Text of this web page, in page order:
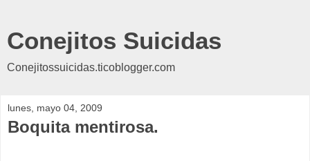
Conejitos Suicidas
Conejitossuicidas.ticoblogger.com
lunes, mayo 04, 2009
Boquita mentirosa.